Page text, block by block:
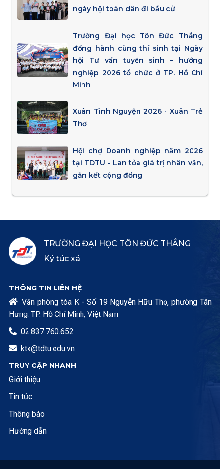
ngày hội toàn dân đi bầu cử
Trường Đại học Tôn Đức Thắng
đồng hành cùng thí sinh tại Ngày
hội Tư vấn tuyển sinh – hướng
nghiệp 2026 tổ chức ở TP. Hồ Chí
Minh
Xuân Tình Nguyện 2026 - Xuân Trẻ
Thơ
Hội chợ Doanh nghiệp năm 2026
tại TDTU - Lan tỏa giá trị nhân văn,
gắn kết cộng đồng
TRƯỜNG ĐẠI HỌC TÔN ĐỨC THẮNG
Ký túc xá
THÔNG TIN LIÊN HỆ
 Văn phòng tòa K - Số 19 Nguyễn Hữu Thọ, phường Tân
Hưng, TP. Hồ Chí Minh, Việt Nam
 02.837.760.652
 ktx@tdtu.edu.vn
TRUY CẬP NHANH
Giới thiệu
Tin tức
Thông báo
Hướng dẫn